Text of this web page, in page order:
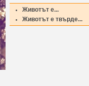
Животът е...
Животът е твърде...